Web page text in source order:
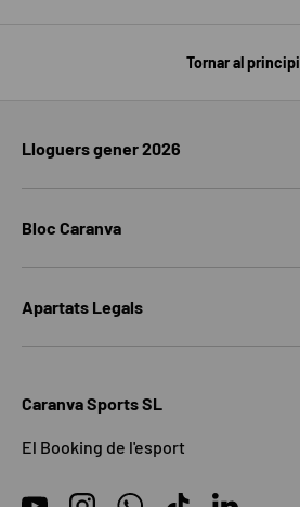
Tornar al principi
Lloguers gener 2026
Bloc Caranva
Apartats Legals
Caranva Sports SL
El Booking de l'esport